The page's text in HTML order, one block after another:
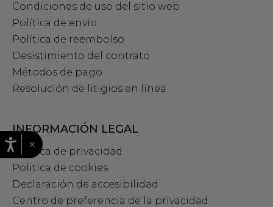
Condiciones de uso del sitio web
Política de envío
Política de reembolso
Desistimiento del contrato
Métodos de pago
Resolución de litigios en línea
INFORMACIÓN LEGAL
Política de privacidad
Politica de cookies
Declaración de accesibilidad
Centro de preferencia de la privacidad
×